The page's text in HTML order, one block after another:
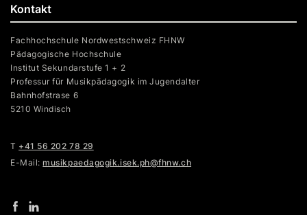
Kontakt
Fachhochschule Nordwestschweiz FHNW
Pädagogische Hochschule
Institut Sekundarstufe 1 + 2
Professur für Musikpädagogik im Jugendalter
Bahnhofstrase 6
5210 Windisch
T +41 56 202 78 29
E-Mail:musikpaedagogik.isek.ph@fhnw.ch